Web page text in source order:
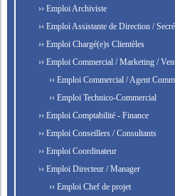
›› Emploi Archiviste
›› Emploi Assistante de Direction /
›› Emploi Chargé(e)s Clientèles
›› Emploi Commercial / Marketing /
›› Emploi Commercial / Agent
›› Emploi Technico-Commercial
›› Emploi Comptabilité - Finance
›› Emploi Conseillers / Consultants
›› Emploi Coordinateur
›› Emploi Directeur / Manager
›› Emploi Chef de projet